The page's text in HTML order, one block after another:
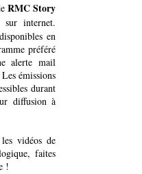
RMC Story
sur internet.
en
préféré
alerte mail
émissions
durant
diffusion à
vidéos de
faites
!